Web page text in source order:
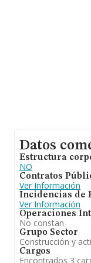
Datos
Estructura
NO
Contratos
Ver Información
Incidencias de
Ver Información
Operaciones
No constan
Grupo Sector
Construcción y
Cargos
Encontrados 3